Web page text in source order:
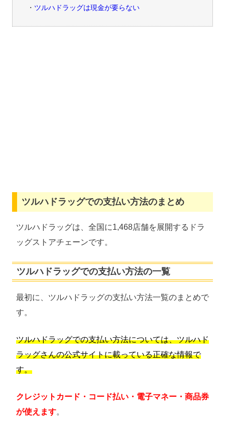
ツルハドラッグは現金が要らない
ツルハドラッグでの支払い方法のまとめ
ツルハドラッグは、全国に1,468店舗を展開するドラ
ッグストアチェーンです。
ツルハドラッグでの支払い方法の一覧
最初に、ツルハドラッグの支払い方法一覧のまとめで
す。
ツルハドラッグでの支払い方法については、ツルハド
ラッグさんの公式サイトに載っている正確な情報で
す。
クレジットカード・コード払い・電子マネー・商品券
が使えます。